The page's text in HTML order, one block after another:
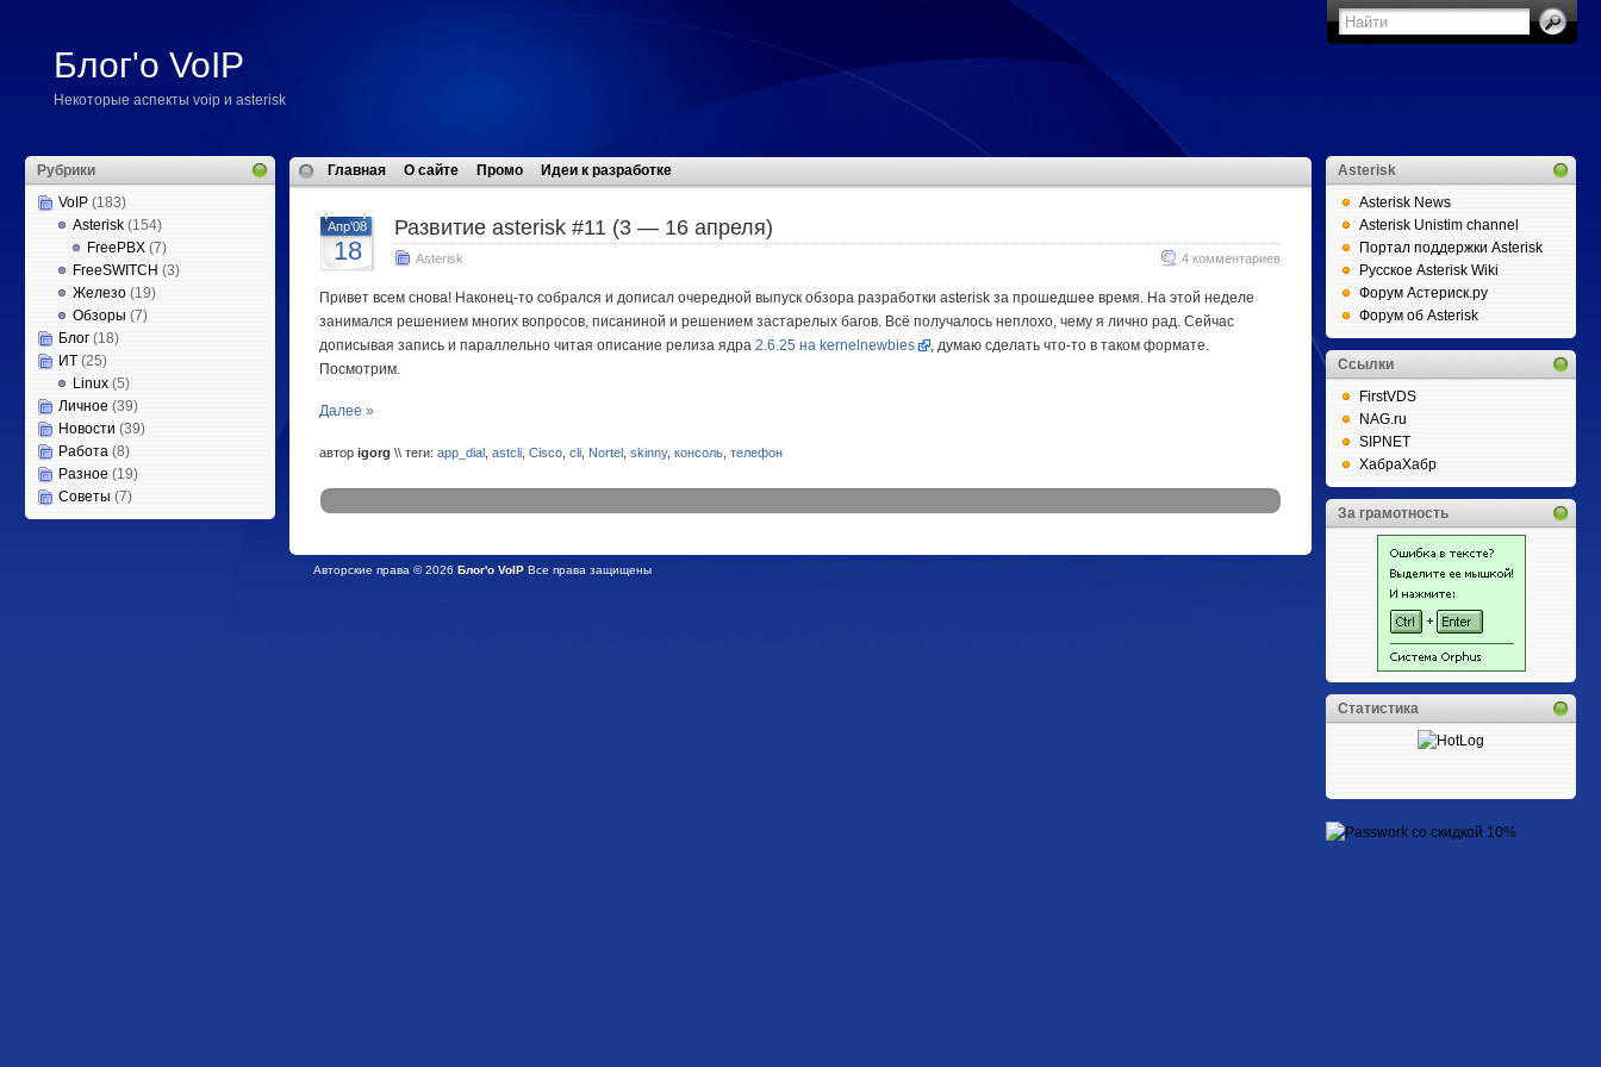
Блог'о VoIP
Некоторые аспекты voip и asterisk
Рубрики
VoIP (183)
Asterisk (154)
FreePBX (7)
FreeSWITCH (3)
Железо (19)
Обзоры (7)
Блог (18)
ИТ (25)
Linux (5)
Личное (39)
Новости (39)
Работа (8)
Разное (19)
Советы (7)
Главная О сайте Промо Идеи к разработке
Апр'08
18
Развитие asterisk #11 (3 — 16 апреля)
Asterisk 4 комментариев
Привет всем снова! Наконец-то собрался и дописал очередной выпуск обзора разработки asterisk за прошедшее время. На этой неделе
занимался решением многих вопросов, писаниной и решением застарелых багов. Всё получалось неплохо, чему я лично рад. Сейчас
дописывая запись и параллельно читая описание релиза ядра 2.6.25 на kernelnewbies
, думаю сделать что-то в таком формате.
Посмотрим.
Далее »
автор igorg \\ теги: app_dial astcli Cisco cli Nortel skinny, консоль телефон
Авторские права © 2026 Блог'о VoIP Все права защищены
Asterisk
Asterisk News
Asterisk Unistim channel
Портал поддержки Asterisk
Русское Asterisk Wiki
Форум Астериск.ру
Форум об Asterisk
Ссылки
FirstVDS
NAG.ru
SIPNET
ХабраХабр
За грамотность
Статистика